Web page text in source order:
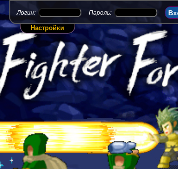
Логин: Пароль:
Настройки